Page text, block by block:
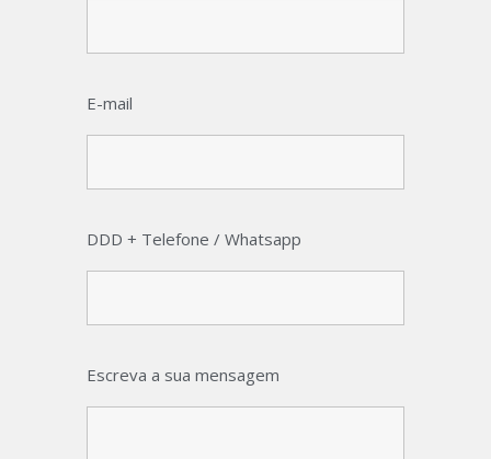
E-mail
DDD + Telefone / Whatsapp
Escreva a sua mensagem